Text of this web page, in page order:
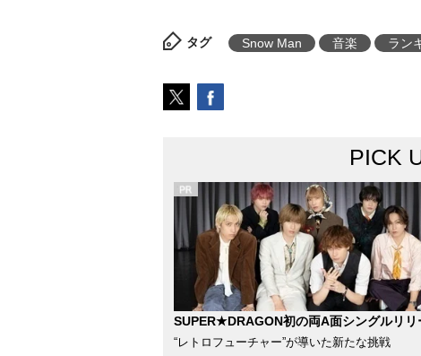
タグ Snow Man 音楽 ラン
PICK
SUPER★DRAGON初の両A面シングルリリ
“レトロフューチャー”が導いた新たな挑戦